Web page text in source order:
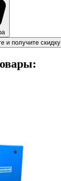
и получите скидку